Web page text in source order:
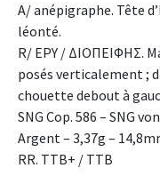
A/ anépigraphe. Tête
léonté.
R/ EΡΥ / ΔΙΟΠΕΙΦΗΣ.
posés verticalement ;
chouette debout à
SNG Cop. 586 – SNG
Argent – 3,37g –
RR. TTB+ / TTB